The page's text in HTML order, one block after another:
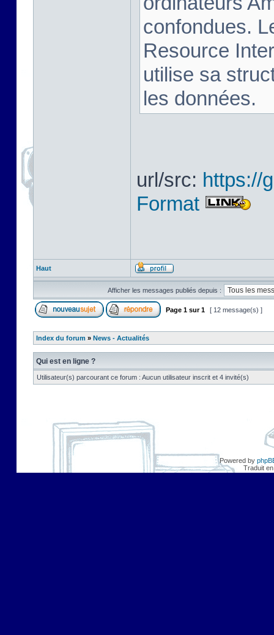
confondues.
Resource
utilise sa
les données.
url/src: https://
Format
Haut
Afficher les messages publiés depuis :
Page 1 sur1 [ 12 message(s) ]
Index du forum » News - Actualités
Qui est en ligne ?
Utilisateur(s) parcourant ce forum : Aucun utilisateur inscrit et 4 invité(s)
Powered by
Traduit